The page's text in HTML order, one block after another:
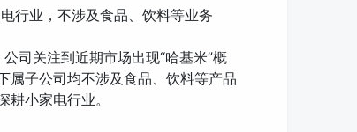
行业，不涉及食品、饮料等业务
司关注到近期市场出现“哈基米”概
属子公司均不涉及食品、饮料等产品
小家电行业。